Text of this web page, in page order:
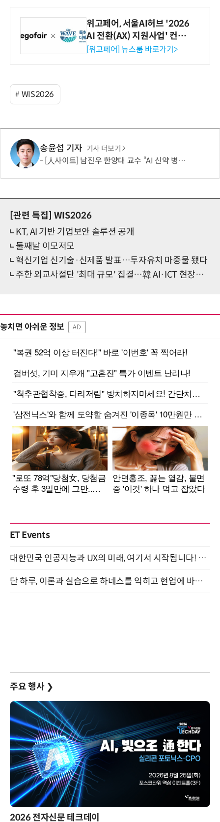
위고페어, 서울AI허브 '2026
AI 전환(AX) 지원사업' 컨소
시엄 선정
[위고페어] 뉴스룸 바로가기>
WIS2026
송윤섭 기자 기사 더보기
[人사이트] 남진우 한양대 교수 “AI 신약 병목, K-문샷으로 극복해 개발 속도 10배 향상”
[관련 특집] WIS2026
KT, AI 기반 기업보안 솔루션 공개
둘째날 이모저모
혁신기업 신기술·신제품 발표…투자유치 마중물 됐다
주한 외교사절단 '최대 규모' 집결…韓 AI·ICT 현장서 협력 기회 모색
놓치면 아쉬운 정보 AD
ET Events
대한민국 인공지능과 UX의 미래, 여기서 시작됩니다! UX Korea 2026 - Fall 9월 2일 개최
단 하루, 이론과 실습으로 하네스를 익히고 현업에 바로 쓰는 핸즈온 워크숍 (8/20)
주요 행사 ❯
2026 전자신문 테크데이